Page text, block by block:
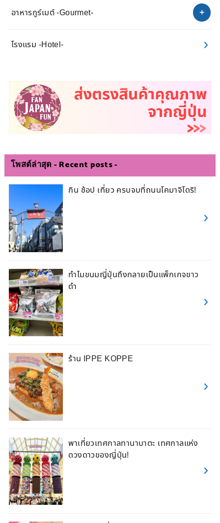
อาหารกูร์เมต์ -Gourmet-
โรงแรม -Hotel-
โพสต์ล่าสุด - Recent posts -
กิน ช้อป เที่ยว ครบจบที่ถนนโคมาจิโดริ!
ทำไมขนมญี่ปุ่นถึงกลายเป็นแพ็กเกจขาว
ดำ
ร้าน IPPE KOPPE
พาเที่ยวเทศกาลทานาบาตะ เทศกาลแห่ง
ดวงดาวของญี่ปุ่น!